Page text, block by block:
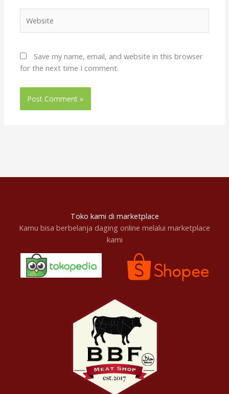
Save my name, email, and website in this browser
for the next time I comment.
Toko kami di marketplace
Kamu bisa berbelanja daging online melalui marketplace
kami